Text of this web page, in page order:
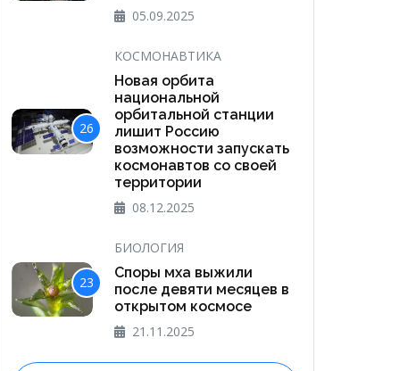
05.09.2025
26
КОСМОНАВТИКА
Новая орбита
национальной
орбитальной станции
лишит Россию
возможности запускать
космонавтов со своей
территории
08.12.2025
23
БИОЛОГИЯ
Споры мха выжили
после девяти месяцев в
открытом космосе
21.11.2025